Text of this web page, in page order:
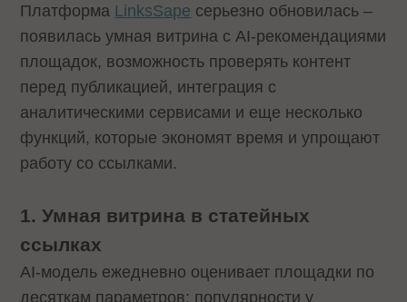
Платформа LinksSape серьезно обновилась –
появилась умная витрина с AI-рекомендациями
площадок, возможность проверять контент
перед публикацией, интеграция с
аналитическими сервисами и еще несколько
функций, которые экономят время и упрощают
работу со ссылками.
1. Умная витрина в статейных
ссылках
AI-модель ежедневно оценивает площадки по
десяткам параметров: популярности у